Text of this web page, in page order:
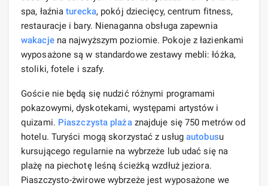
spa, łaźniaturecka, pokój dziecięcy, centrum fitness,
restauracje i bary. Nienaganna obsługa zapewnia
wakacjena najwyższym poziomie. Pokoje z łazienkami
wyposażone są w standardowe zestawy mebli: łóżka,
stoliki, fotele i szafy.
Goście nie będą się nudzić różnymi programami
pokazowymi, dyskotekami, występami artystów i
quizami. Piaszczysta plażaznajduje się 750 metrów od
hotelu. Turyści mogą skorzystać z usług autobusu
kursującego regularnie na wybrzeże lub udać się na
plażę na piechotę leśną ścieżką wzdłuż jeziora.
Piaszczysto-żwirowe wybrzeże jest wyposażone we